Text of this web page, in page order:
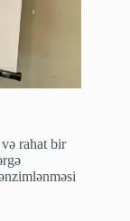
rahat bir